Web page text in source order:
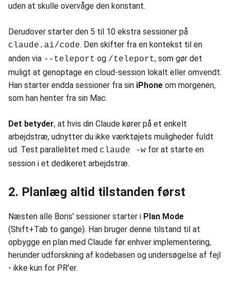
uden at skulle overvåge den konstant.
Derudover starter den 5 til 10 ekstra sessioner på
claude.ai/code. Den skifter fra en kontekst til en
anden via --teleport og /teleport, som gør det
muligt at genoptage en cloud-session lokalt eller omvendt.
Han starter endda sessioner fra sin iPhone om morgenen,
som han henter fra sin Mac.
Det betyder, at hvis din Claude kører på et enkelt
arbejdstræ, udnytter du ikke værktøjets muligheder fuldt
ud. Test parallelitet med claude -w for at starte en
session i et dedikeret arbejdstræ.
2. Planlæg altid tilstanden først
Næsten alle Boris' sessioner starter i Plan Mode
(Shift+Tab to gange). Han bruger denne tilstand til at
opbygge en plan med Claude før enhver implementering,
herunder udforskning af kodebasen og undersøgelse af fejl
- ikke kun for PR'er.